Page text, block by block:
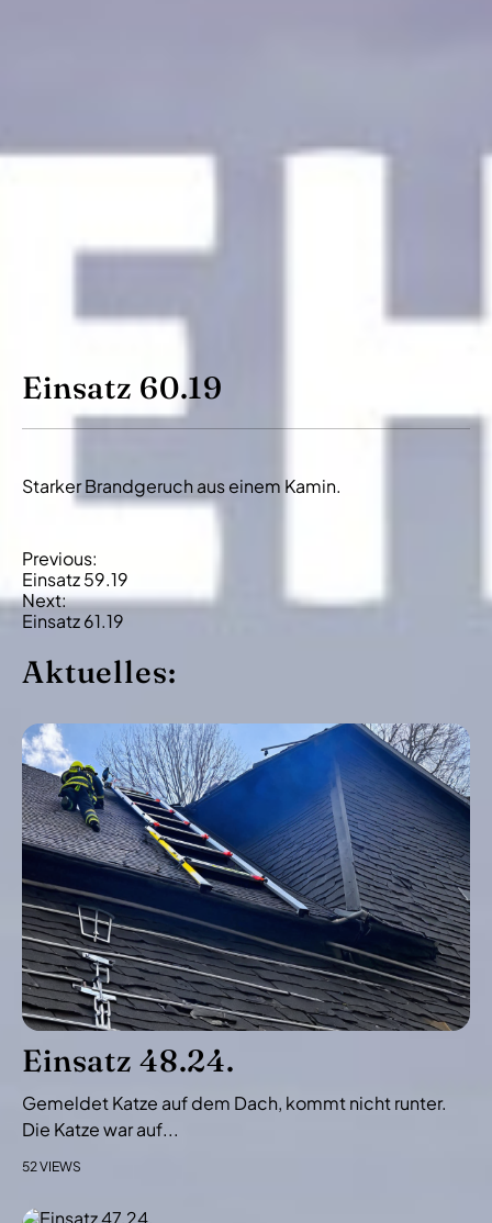
Einsatz 60.19
Starker Brandgeruch aus einem Kamin.
B
e
i
t
r
g
s
-
N
v
i
g
a
t
i
n
Previous:
Einsatz 59.19
Next:
Einsatz 61.19
Aktuelles:
Einsatz 48.24.
Gemeldet Katze auf dem Dach, kommt nicht runter.
Die Katze war auf...
52 VIEWS